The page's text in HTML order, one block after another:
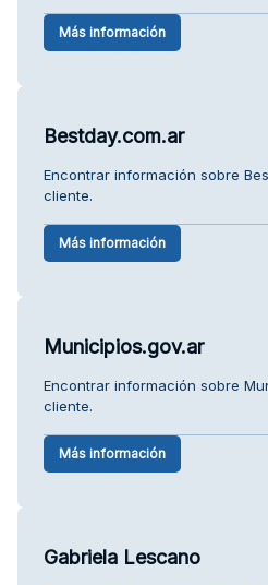
Más información
Bestday.com.ar
Encontrar información sobre
cliente.
Más información
Municipios.gov.ar
Encontrar información sobre
cliente.
Más información
Gabriela Lescano